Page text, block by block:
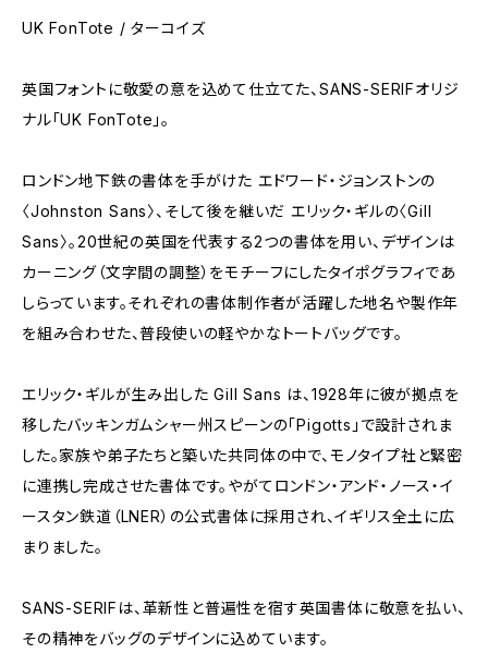
UK FonTote / ターコイズ
英国フォントに敬愛の意を込めて仕立てた、SANS-SERIFオリジ
ナル「UK FonTote」。
ロンドン地下鉄の書体を手がけた エドワード・ジョンストンの
〈Johnston Sans〉、そして後を継いだ エリック・ギルの〈Gill
Sans〉。20世紀の英国を代表する2つの書体を用い、デザインは
カーニング（文字間の調整）をモチーフにしたタイポグラフィであ
しらっています。それぞれの書体制作者が活躍した地名や製作年
を組み合わせた、普段使いの軽やかなトートバッグです。
エリック・ギルが生み出した Gill Sans は、1928年に彼が拠点を
移したバッキンガムシャー州スピーンの「Pigotts」で設計されま
した。家族や弟子たちと築いた共同体の中で、モノタイプ社と緊密
に連携し完成させた書体です。やがてロンドン・アンド・ノース・イ
ースタン鉄道（LNER）の公式書体に採用され、イギリス全土に広
まりました。
SANS-SERIFは、革新性と普遍性を宿す英国書体に敬意を払い、
その精神をバッグのデザインに込めています。